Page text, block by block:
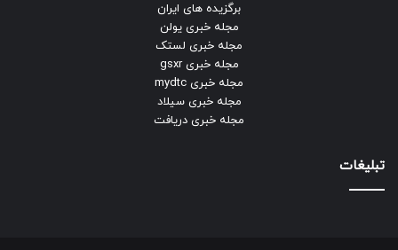
برگزیده های ایران
مجله خبری یولن
مجله خبری لستک
مجله خبری gsxr
مجله خبری mydtc
مجله خبری سیلاد
مجله خبری دریافت
تبلیغات